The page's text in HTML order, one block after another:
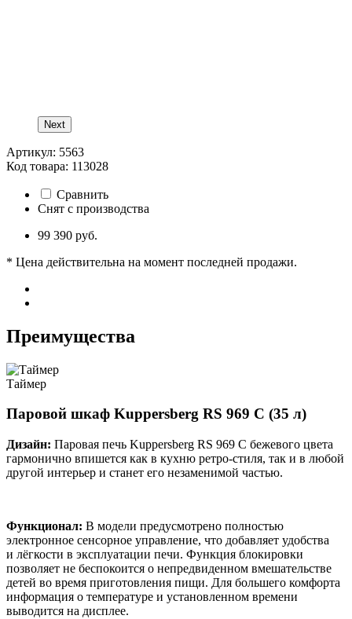
Next
Артикул: 5563
Код товара: 113028
Сравнить
Снят с производства
99 390 руб.
* Цена действительна на момент последней продажи.
Преимущества
Таймер
Паровой шкаф Kuppersberg RS 969 C (35 л)
Дизайн: Паровая печь Kuppersberg RS 969 C бежевого цвета
гармонично впишется как в кухню ретро-стиля, так и в любой
другой интерьер и станет его незаменимой частью.
Функционал: В модели предусмотрено полностью
электронное сенсорное управление, что добавляет удобства
и лёгкости в эксплуатации печи. Функция блокировки
позволяет не беспокоится о непредвиденном вмешательстве
детей во время приготовления пищи. Для большего комфорта
информация о температуре и установленном времени
выводится на дисплее.